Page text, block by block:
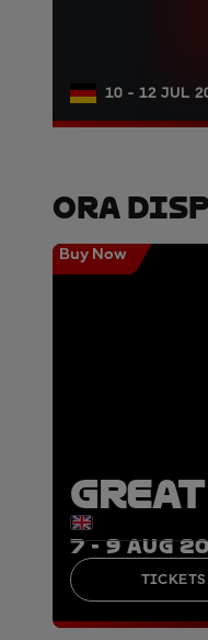
10 - 12 JUL
Ora
Buy Now
7 - 9 AUG
TICKETS